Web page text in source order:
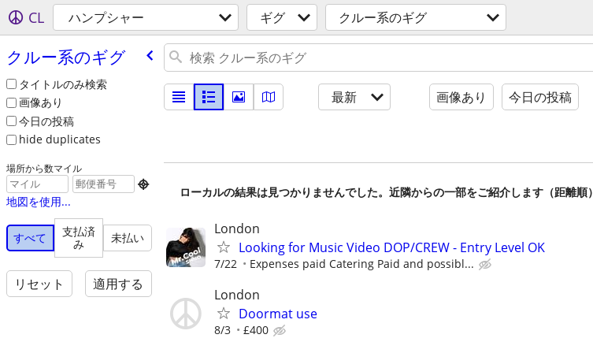
CL ハンプシャー ギグ クルー系のギグ
クルー系のギグ
タイトルのみ検索
画像あり
今日の投稿
hide duplicates
場所から数マイル

地図を使用...
すべて
支払済
み
未払い
リセット 適用する
最新 画像あり 今日の投稿
ローカルの結果は見つかりませんでした。近隣からの一部をご紹介します（距離順）
London
Looking for Music Video DOP/CREW - Entry Level OK
7/22 Expenses paid Catering Paid and possibl...
London
Doormat use
8/3 £400